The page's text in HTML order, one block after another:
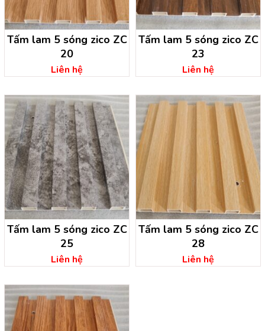
Tấm lam 5 sóng zico ZC
20
Liên hệ
Tấm lam 5 sóng zico ZC
23
Liên hệ
Tấm lam 5 sóng zico ZC
25
Liên hệ
Tấm lam 5 sóng zico ZC
28
Liên hệ